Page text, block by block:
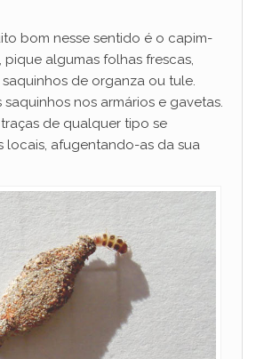
bom nesse sentido é o capim-
pique algumas folhas frescas,
de organza ou tule.
nos armários e gavetas.
de qualquer tipo se
locais, afugentando-as da sua